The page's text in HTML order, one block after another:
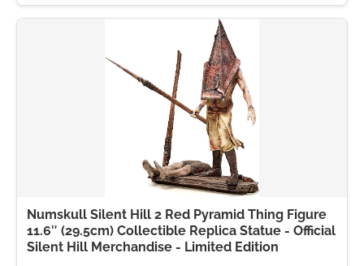
Numskull Silent Hill 2 Red Pyramid Thing Figure
11.6″ (29.5cm) Collectible Replica Statue - Official
Silent Hill Merchandise - Limited Edition